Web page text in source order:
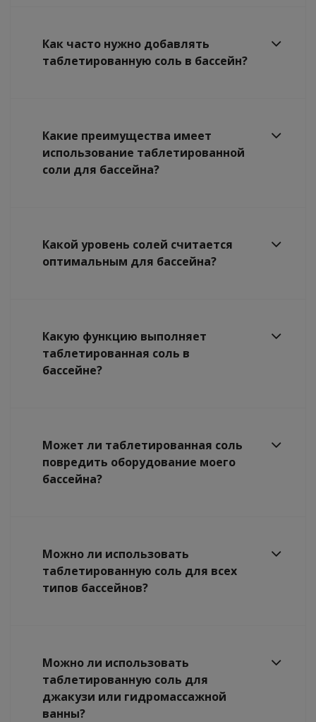
Как часто нужно добавлять
таблетированную соль в бассейн?
Какие преимущества имеет
использование таблетированной
соли для бассейна?
Какой уровень солей считается
оптимальным для бассейна?
Какую функцию выполняет
таблетированная соль в
бассейне?
Может ли таблетированная соль
повредить оборудование моего
бассейна?
Можно ли использовать
таблетированную соль для всех
типов бассейнов?
Можно ли использовать
таблетированную соль для
джакузи или гидромассажной
ванны?